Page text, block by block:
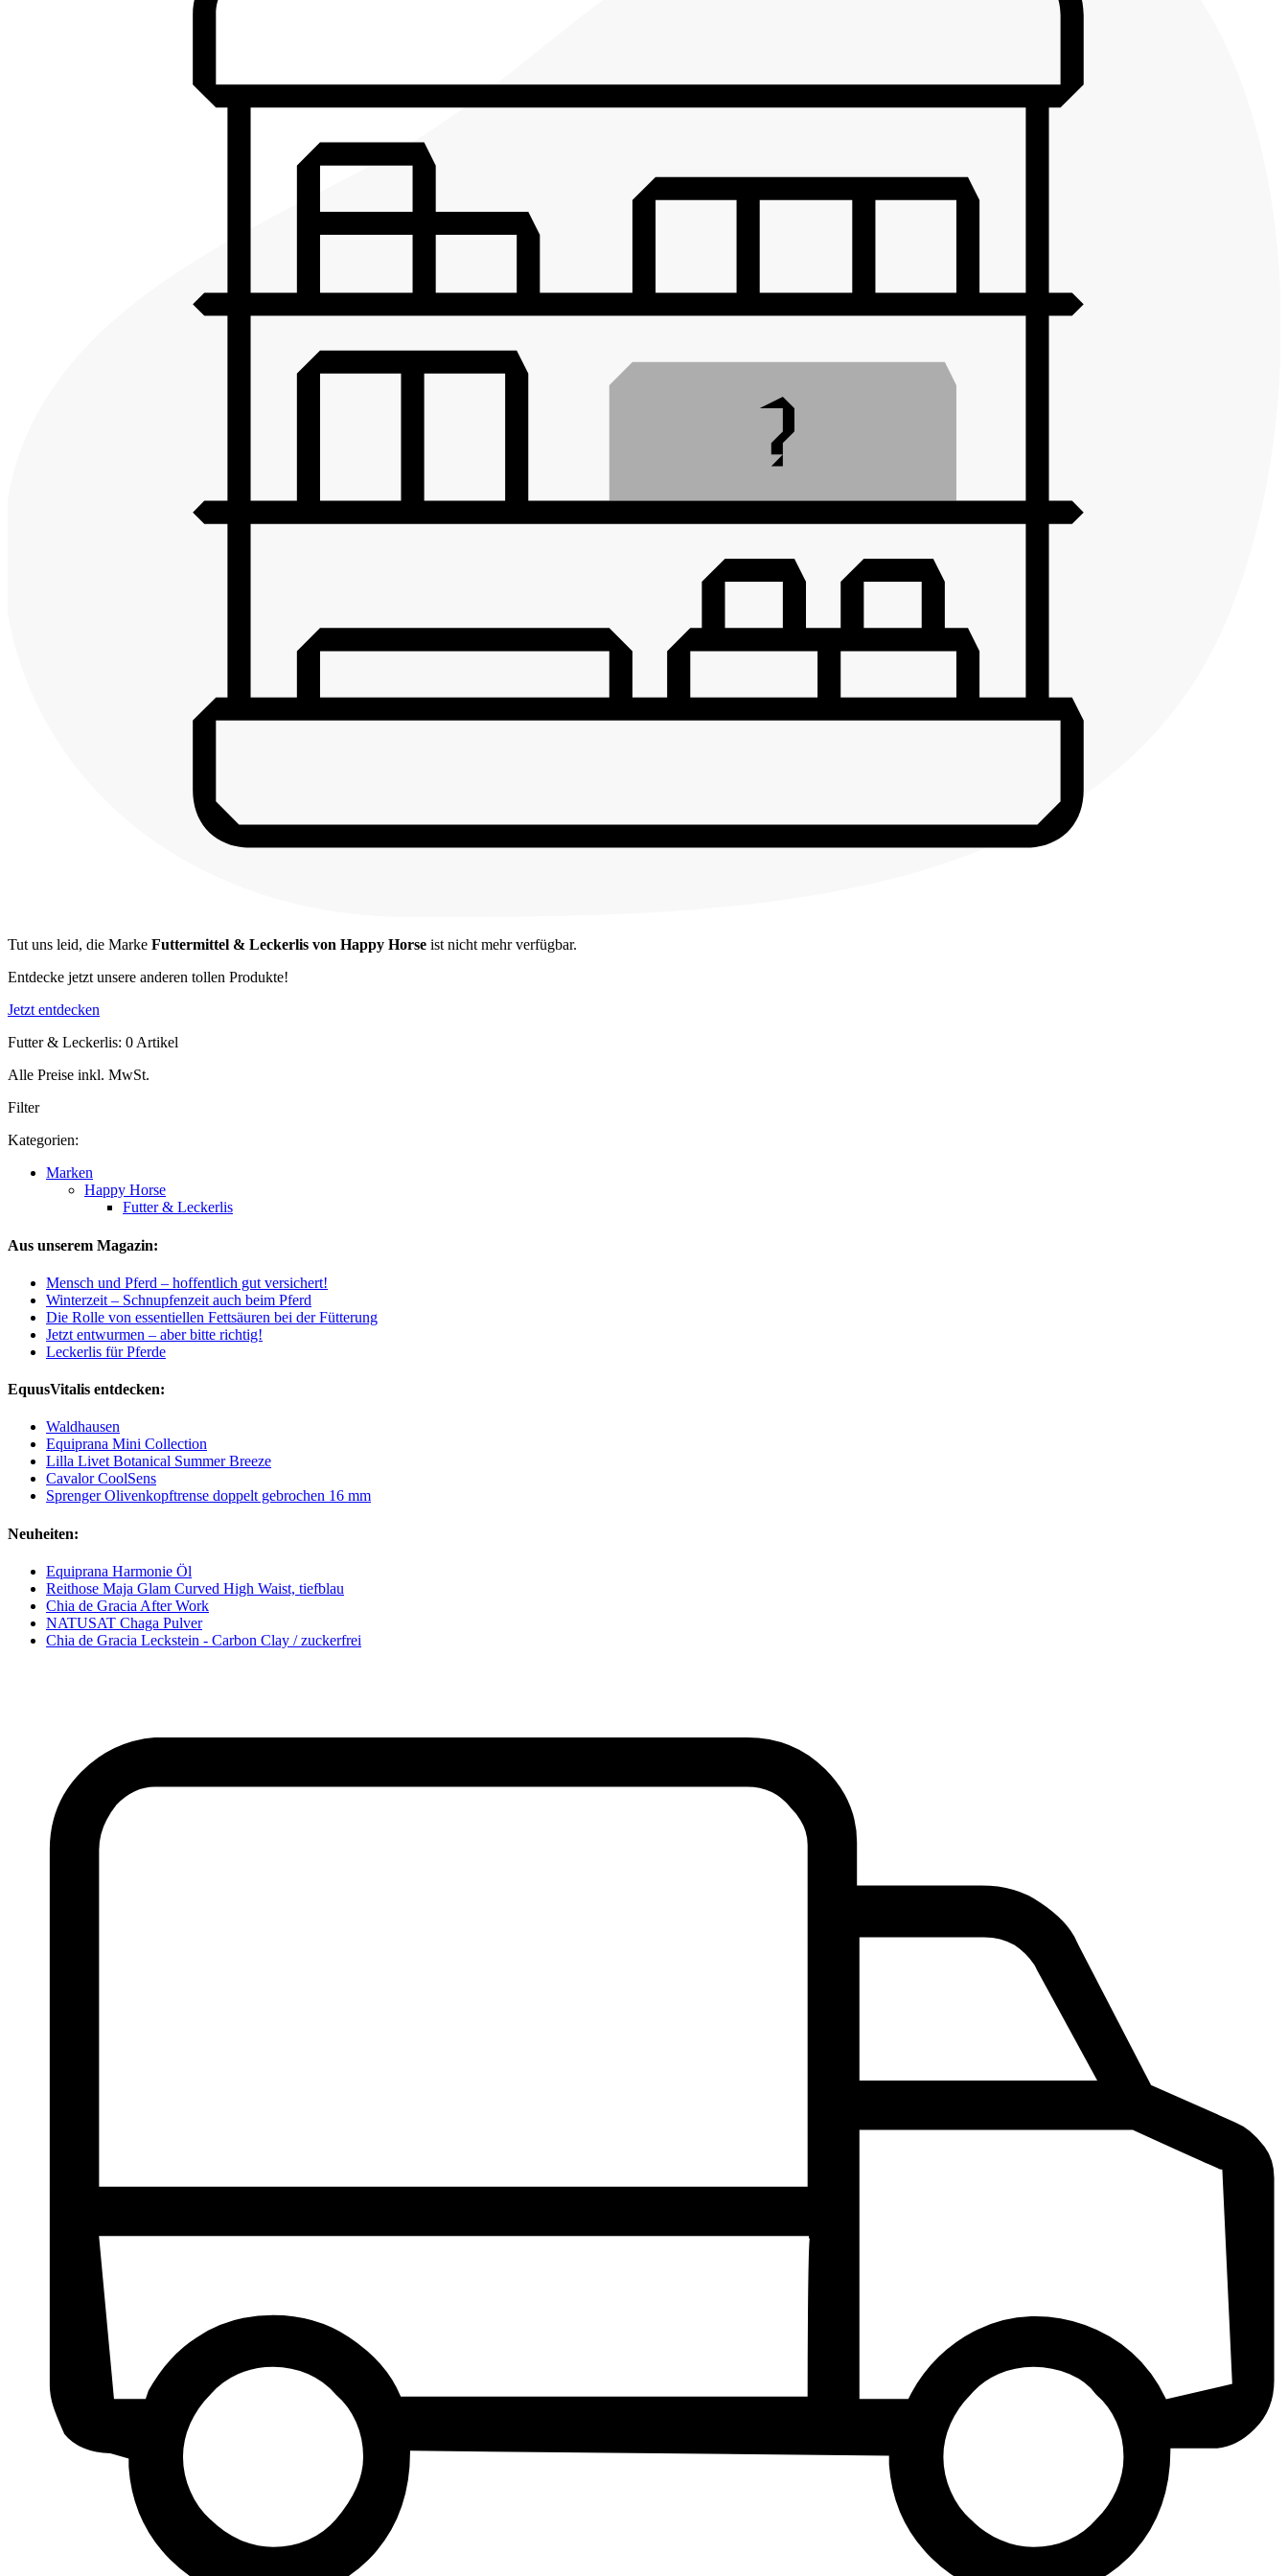
Tut uns leid, die Marke Futtermittel & Leckerlis von Happy Horse ist nicht mehr verfügbar.
Entdecke jetzt unsere anderen tollen Produkte!
Jetzt entdecken
Futter & Leckerlis: 0 Artikel
Alle Preise inkl. MwSt.
Filter
Kategorien:
Marken
Happy Horse
Futter & Leckerlis
Aus unserem Magazin:
Mensch und Pferd – hoffentlich gut versichert!
Winterzeit – Schnupfenzeit auch beim Pferd
Die Rolle von essentiellen Fettsäuren bei der Fütterung
Jetzt entwurmen – aber bitte richtig!
Leckerlis für Pferde
EquusVitalis entdecken:
Waldhausen
Equiprana Mini Collection
Lilla Livet Botanical Summer Breeze
Cavalor CoolSens
Sprenger Olivenkopftrense doppelt gebrochen 16 mm
Neuheiten:
Equiprana Harmonie Öl
Reithose Maja Glam Curved High Waist, tiefblau
Chia de Gracia After Work
NATUSAT Chaga Pulver
Chia de Gracia Leckstein - Carbon Clay / zuckerfrei